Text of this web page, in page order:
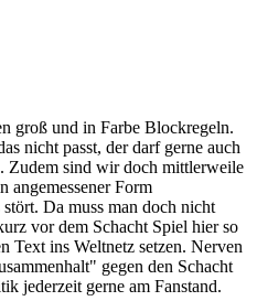
groß und in Farbe Blockregeln.
nicht passt, der darf gerne auch
Zudem sind wir doch mittlerweile
angemessener Form
Da muss man doch nicht
vor dem Schacht Spiel hier so
Text ins Weltnetz setzen. Nerven
gegen den Schacht
jederzeit gerne am Fanstand.